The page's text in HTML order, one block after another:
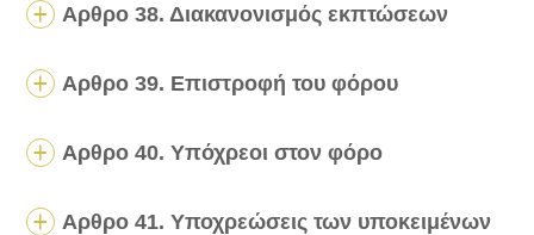
Αρθρο 38. Διακανονισμός εκπτώσεων
Αρθρο 39. Επιστροφή του φόρου
Αρθρο 40. Υπόχρεοι στον φόρο
Αρθρο 41. Υποχρεώσεις των υποκειμένων